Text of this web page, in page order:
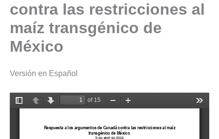
contra las restricciones al
maíz transgénico de
México
Versión en Español